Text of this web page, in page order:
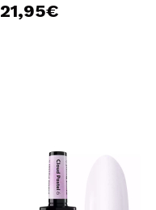
21,95€